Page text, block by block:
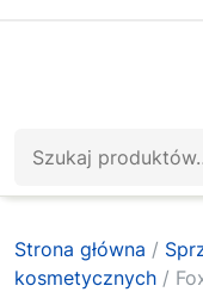
Strona główna /
kosmetycznych /